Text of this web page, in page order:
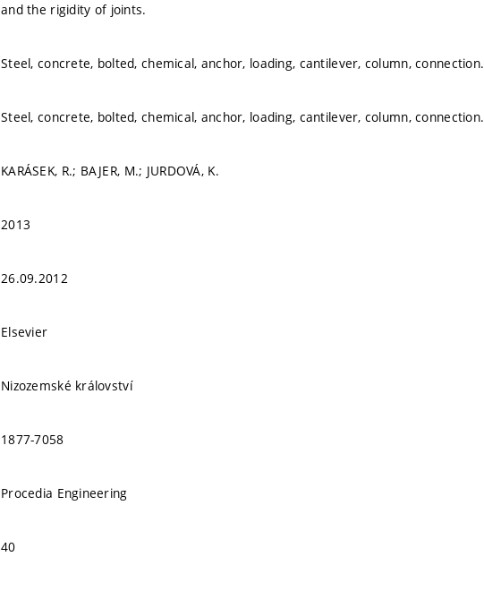
and the rigidity of joints.
Steel, concrete, bolted, chemical, anchor, loading, cantilever, column, connection.
Steel, concrete, bolted, chemical, anchor, loading, cantilever, column, connection.
KARÁSEK, R.; BAJER, M.; JURDOVÁ, K.
2013
26.09.2012
Elsevier
Nizozemské království
1877-7058
Procedia Engineering
40